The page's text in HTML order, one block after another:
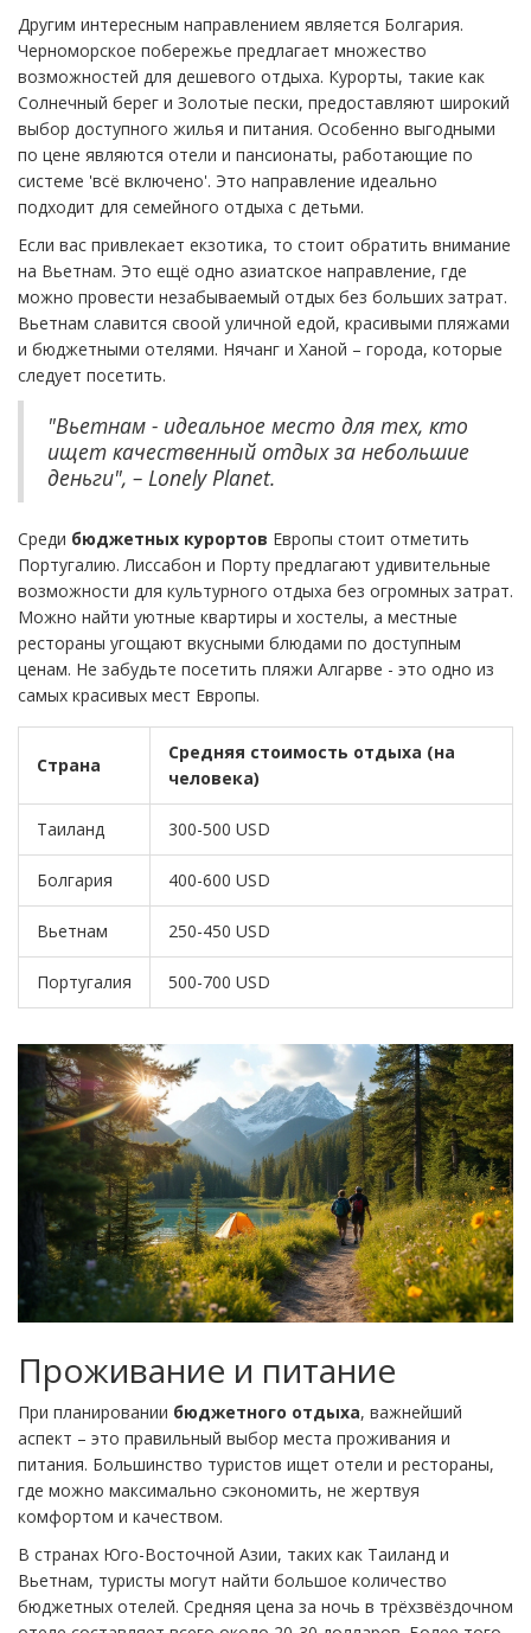
Другим интересным направлением является Болгария.
Черноморское побережье предлагает множество
возможностей для дешевого отдыха. Курорты, такие как
Солнечный берег и Золотые пески, предоставляют широкий
выбор доступного жилья и питания. Особенно выгодными
по цене являются отели и пансионаты, работающие по
системе 'всё включено'. Это направление идеально
подходит для семейного отдыха с детьми.
Если вас привлекает екзотика, то стоит обратить внимание
на Вьетнам. Это ещё одно азиатское направление, где
можно провести незабываемый отдых без больших затрат.
Вьетнам славится своой уличной едой, красивыми пляжами
и бюджетными отелями. Нячанг и Ханой – города, которые
следует посетить.
"Вьетнам - идеальное место для тех, кто
ищет качественный отдых за небольшие
деньги", – Lonely Planet.
Среди бюджетных курортов Европы стоит отметить
Португалию. Лиссабон и Порту предлагают удивительные
возможности для культурного отдыха без огромных затрат.
Можно найти уютные квартиры и хостелы, а местные
рестораны угощают вкусными блюдами по доступным
ценам. Не забудьте посетить пляжи Алгарве - это одно из
самых красивых мест Европы.
Страна
Средняя стоимость отдыха (на
человека)
Таиланд 300-500 USD
Болгария 400-600 USD
Вьетнам 250-450 USD
Португалия 500-700 USD
Проживание и питание
При планировании бюджетного отдыха, важнейший
аспект – это правильный выбор места проживания и
питания. Большинство туристов ищет отели и рестораны,
где можно максимально сэкономить, не жертвуя
комфортом и качеством.
В странах Юго-Восточной Азии, таких как Таиланд и
Вьетнам, туристы могут найти большое количество
бюджетных отелей. Средняя цена за ночь в трёхзвёздочном